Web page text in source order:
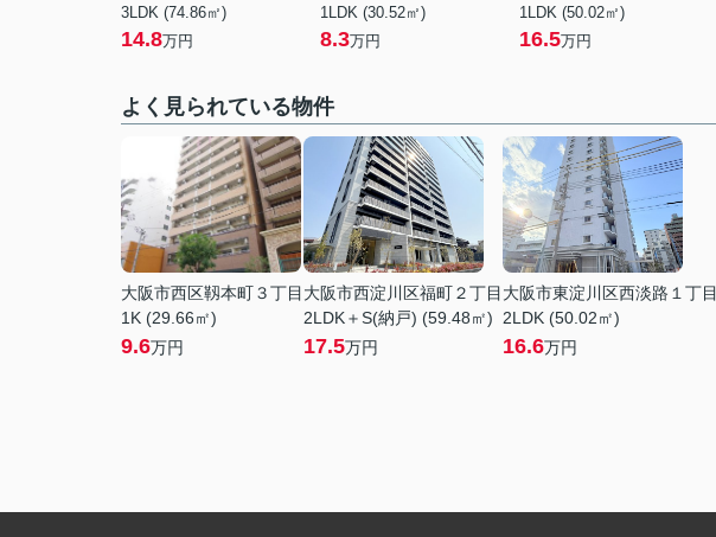
3LDK (74.86㎡)
14.8万円
1LDK (30.52㎡)
8.3万円
1LDK (50.02㎡)
16.5万円
よく見られている物件
大阪市西区靱本町３丁目
1K (29.66㎡)
9.6万円
大阪市西淀川区福町２丁目
2LDK＋S(納戸) (59.48㎡)
17.5万円
大阪市東淀川区西淡路１丁目
2LDK (50.02㎡)
16.6万円